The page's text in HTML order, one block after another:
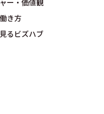
ー・価値観
き方
るビズハブ